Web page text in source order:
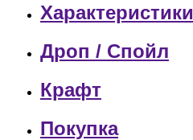
Характеристики
Дроп / Спойл
Крафт
Покупка